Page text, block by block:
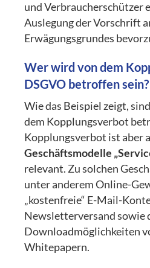
und Verbraucherschützer
Auslegung der Vorschrift
Erwägungsgrundes
Wer wird von dem
DSGVO betroffen sein?
Wie das Beispiel zeigt,
dem Kopplungsverbot
Kopplungsverbot ist aber
Geschäftsmodelle
relevant. Zu solchen
unter anderem Online-
„kostenfreie“ E-Mail-
Newsletterversand sowie
Downloadmöglichkeiten
Whitepapern.